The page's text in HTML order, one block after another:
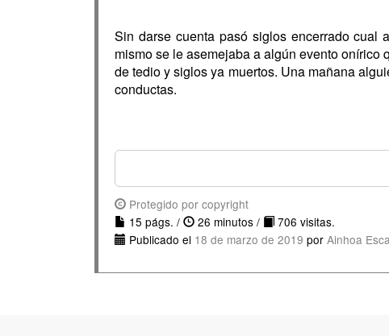
Sin darse cuenta pasó siglos encerrado cual
mismo se le asemejaba a algún evento
de tedio y siglos ya muertos. Una mañana
conductas.
Protegido por copyright
15 págs. /
26 minutos /
706 visitas.
Publicado el 18 de marzo de 2019 por Ainhoa